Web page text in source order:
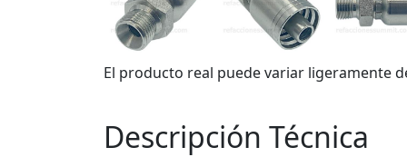
El producto real puede variar ligeramente
Descripción Técnica